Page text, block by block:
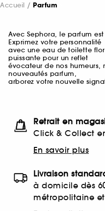
Accueil Parfum
Avec Sephora, le parfum
Exprimez votre personnalité
avec une eau de toilette
puissante pour un reflet
évocateur de nos humeurs,
nouveautés parfum,
arborez votre nouvelle
Retrait en
Click & Collect
En savoir plus
Livraison
à domicile dès
métropolitaine